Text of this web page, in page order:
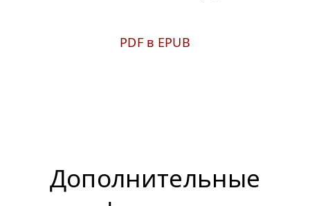
PDF в EPUB
Дополнительные